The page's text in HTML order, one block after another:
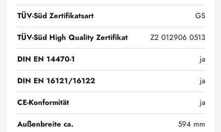
TÜV-Süd Zertifikatsart
GS
TÜV-Süd High Quality Zertifikat
Z2 012906 0513
DIN EN 14470-1
ja
DIN EN 16121/16122
ja
CE-Konformität
ja
Außenbreite ca.
594 mm